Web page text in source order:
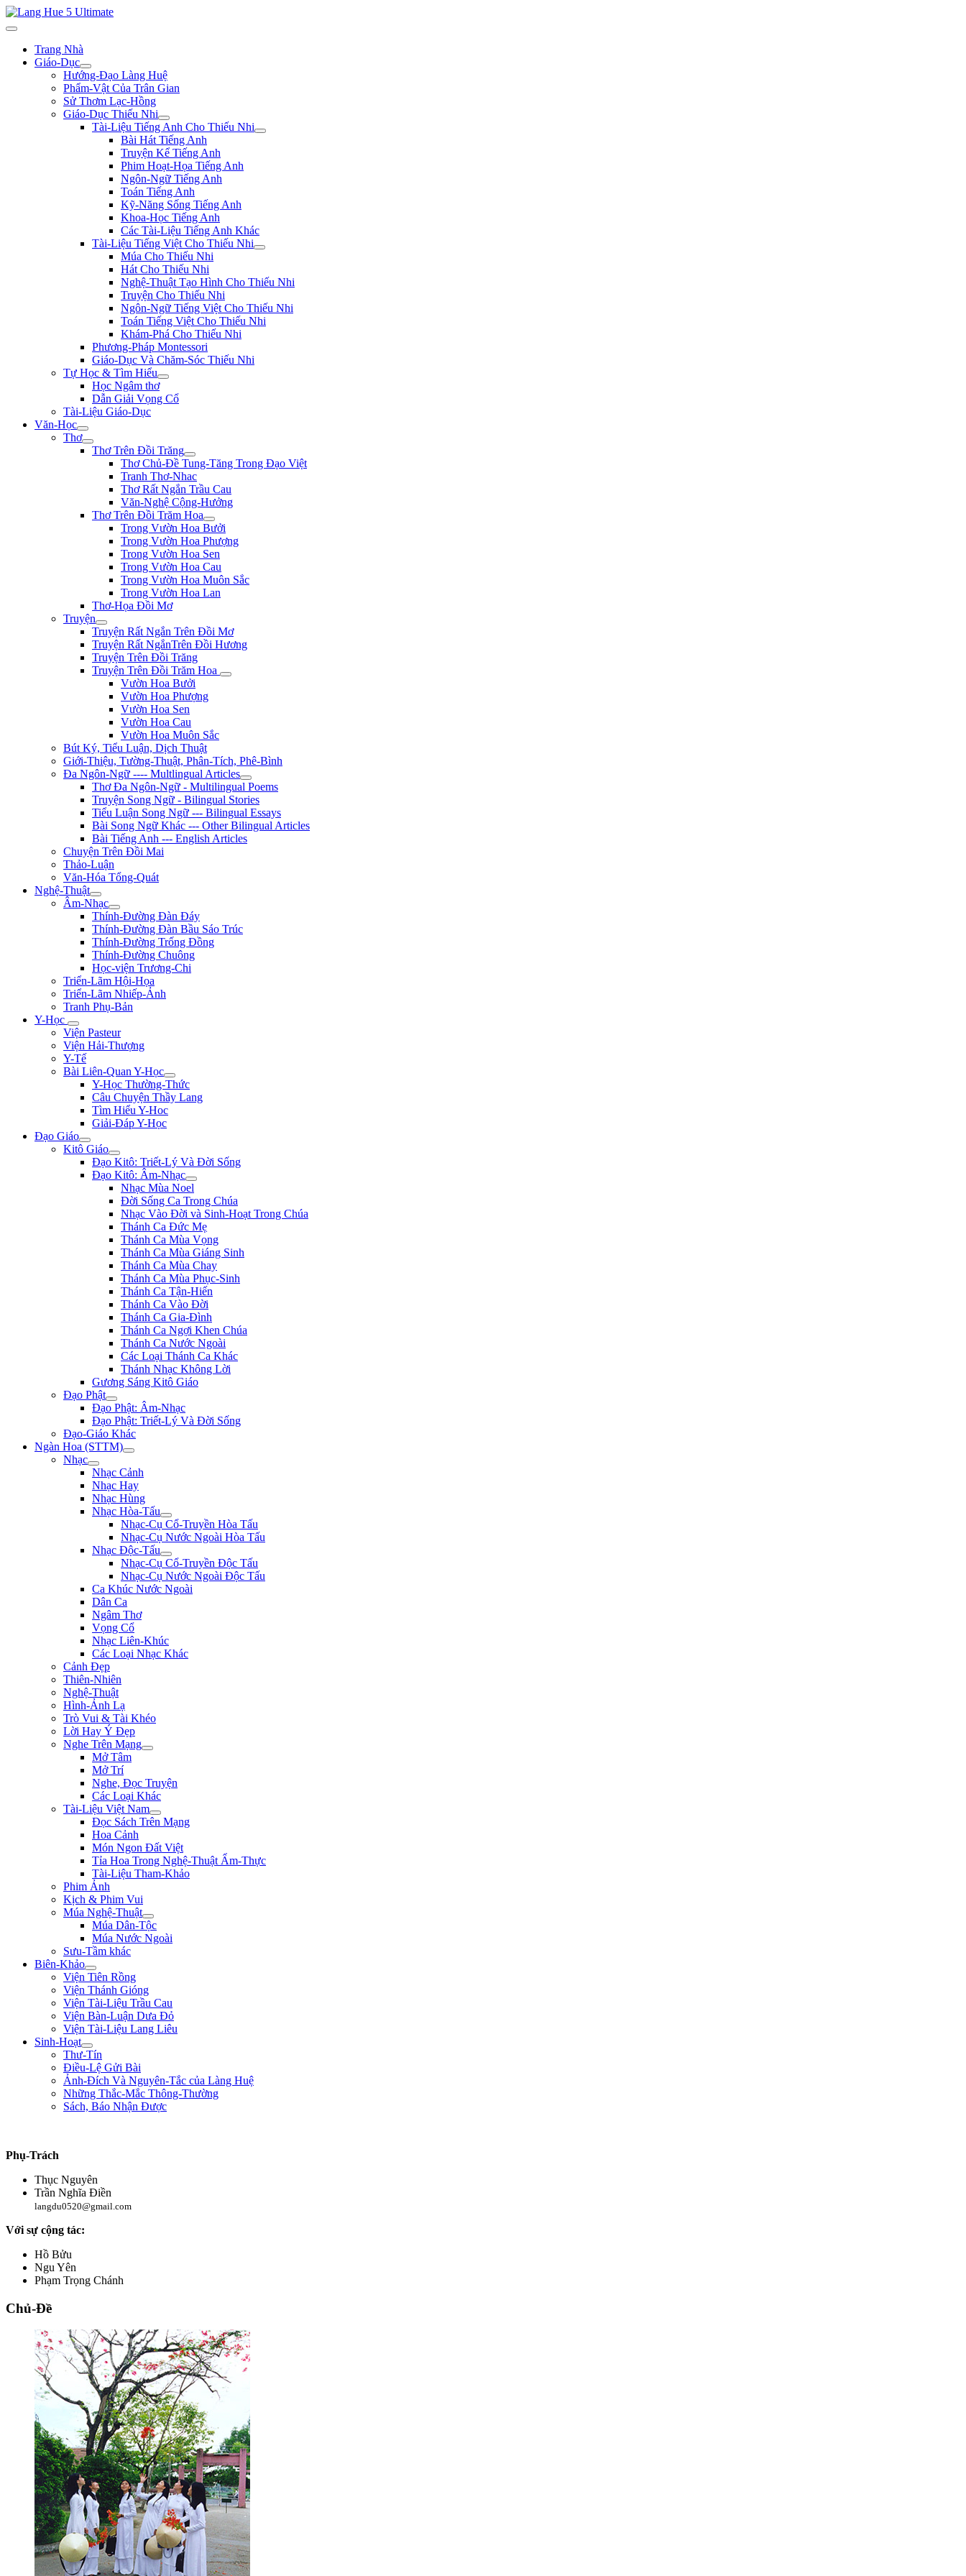
Trang Nhà
Giáo-Dục
Hướng-Đạo Làng Huệ
Phẩm-Vật Của Trân Gian
Sử Thơm Lạc-Hồng
Giáo-Dục Thiếu Nhi
Tài-Liệu Tiếng Anh Cho Thiếu Nhi
Bài Hát Tiếng Anh
Truyện Kể Tiếng Anh
Phim Hoạt-Họa Tiếng Anh
Ngôn-Ngữ Tiếng Anh
Toán Tiếng Anh
Kỹ-Năng Sống Tiếng Anh
Khoa-Học Tiếng Anh
Các Tài-Liệu Tiếng Anh Khác
Tài-Liệu Tiếng Việt Cho Thiếu Nhi
Múa Cho Thiếu Nhi
Hát Cho Thiếu Nhi
Nghệ-Thuật Tạo Hình Cho Thiếu Nhi
Truyện Cho Thiếu Nhi
Ngôn-Ngữ Tiếng Việt Cho Thiếu Nhi
Toán Tiếng Việt Cho Thiếu Nhi
Khám-Phá Cho Thiếu Nhi
Phương-Pháp Montessori
Giáo-Dục Và Chăm-Sóc Thiếu Nhi
Tự Học & Tìm Hiểu
Học Ngâm thơ
Dẫn Giải Vọng Cổ
Tài-Liệu Giáo-Dục
Văn-Học
Thơ
Thơ Trên Đồi Trăng
Thơ Chủ-Đề Tung-Tăng Trong Đạo Việt
Tranh Thơ-Nhac
Thơ Rất Ngắn Trầu Cau
Văn-Nghệ Cộng-Hưởng
Thơ Trên Đồi Trăm Hoa
Trong Vườn Hoa Bưởi
Trong Vườn Hoa Phượng
Trong Vườn Hoa Sen
Trong Vườn Hoa Cau
Trong Vườn Hoa Muôn Sắc
Trong Vườn Hoa Lan
Thơ-Họa Đồi Mơ
Truyện
Truyện Rất Ngắn Trên Đồi Mơ
Truyện Rất NgắnTrên Đồi Hương
Truyện Trên Đồi Trăng
Truyện Trên Đồi Trăm Hoa
Vườn Hoa Bưởi
Vườn Hoa Phượng
Vườn Hoa Sen
Vườn Hoa Cau
Vườn Hoa Muôn Sắc
Bút Ký, Tiểu Luận, Dịch Thuật
Giới-Thiệu, Tường-Thuật, Phân-Tích, Phê-Bình
Đa Ngôn-Ngữ ---- Multlingual Articles
Thơ Đa Ngôn-Ngữ - Multilingual Poems
Truyện Song Ngữ - Bilingual Stories
Tiểu Luận Song Ngữ --- Bilingual Essays
Bài Song Ngữ Khác --- Other Bilingual Articles
Bài Tiếng Anh --- English Articles
Chuyện Trên Đồi Mai
Thảo-Luận
Văn-Hóa Tổng-Quát
Nghệ-Thuật
Âm-Nhạc
Thính-Đường Đàn Đáy
Thính-Đường Đàn Bầu Sáo Trúc
Thính-Đường Trống Đồng
Thính-Đường Chuông
Học-viện Trương-Chi
Triển-Lãm Hội-Họa
Triển-Lãm Nhiếp-Ảnh
Tranh Phụ-Bản
Y-Học
Viện Pasteur
Viện Hải-Thượng
Y-Tế
Bài Liên-Quan Y-Học
Y-Học Thường-Thức
Câu Chuyện Thầy Lang
Tìm Hiểu Y-Hoc
Giải-Đáp Y-Học
Đạo Giáo
Kitô Giáo
Đạo Kitô: Triết-Lý Và Đời Sống
Đạo Kitô: Âm-Nhạc
Nhạc Mùa Noel
Đời Sống Ca Trong Chúa
Nhạc Vào Đời và Sinh-Hoạt Trong Chúa
Thánh Ca Đức Mẹ
Thánh Ca Mùa Vọng
Thánh Ca Mùa Giáng Sinh
Thánh Ca Mùa Chay
Thánh Ca Mùa Phục-Sinh
Thánh Ca Tận-Hiến
Thánh Ca Vào Đời
Thánh Ca Gia-Đình
Thánh Ca Ngợi Khen Chúa
Thánh Ca Nước Ngoài
Các Loại Thánh Ca Khác
Thánh Nhạc Không Lời
Gương Sáng Kitô Giáo
Đạo Phật
Đạo Phật: Âm-Nhạc
Đạo Phật: Triết-Lý Và Đời Sống
Đạo-Giáo Khác
Ngàn Hoa (STTM)
Nhạc
Nhạc Cảnh
Nhạc Hay
Nhạc Hùng
Nhạc Hòa-Tấu
Nhạc-Cụ Cổ-Truyền Hòa Tấu
Nhạc-Cụ Nước Ngoài Hòa Tấu
Nhạc Độc-Tấu
Nhạc-Cụ Cổ-Truyền Độc Tấu
Nhạc-Cụ Nước Ngoài Độc Tấu
Ca Khúc Nước Ngoài
Dân Ca
Ngâm Thơ
Vọng Cổ
Nhạc Liên-Khúc
Các Loại Nhạc Khác
Cảnh Đẹp
Thiên-Nhiên
Nghệ-Thuật
Hình-Ảnh Lạ
Trò Vui & Tài Khéo
Lời Hay Ý Đẹp
Nghe Trên Mạng
Mở Tâm
Mở Trí
Nghe, Đọc Truyện
Các Loại Khác
Tài-Liệu Việt Nam
Đọc Sách Trên Mạng
Hoa Cảnh
Món Ngon Đất Việt
Tỉa Hoa Trong Nghệ-Thuật Ẩm-Thực
Tài-Liệu Tham-Khảo
Phim Ảnh
Kịch & Phim Vui
Múa Nghệ-Thuật
Múa Dân-Tộc
Múa Nước Ngoài
Sưu-Tầm khác
Biên-Khảo
Viện Tiên Rồng
Viện Thánh Gióng
Viện Tài-Liệu Trầu Cau
Viện Bàn-Luận Dưa Đỏ
Viện Tài-Liệu Lang Liêu
Sinh-Hoạt
Thư-Tín
Điều-Lệ Gửi Bài
Ảnh-Đích Và Nguyên-Tắc của Làng Huệ
Những Thắc-Mắc Thông-Thường
Sách, Báo Nhận Được
Phụ-Trách
Thục Nguyên
Trần Nghĩa Điền
langdu0520@gmail.com
Với sự cộng tác:
Hồ Bửu
Ngu Yên
Phạm Trọng Chánh
Chủ-Đề